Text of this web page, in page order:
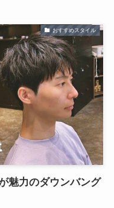
おすすめスタイル
魅力のダウンバング